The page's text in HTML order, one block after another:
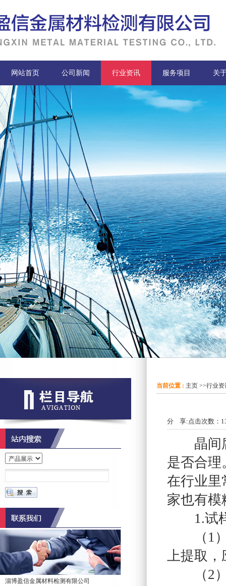
网站首页 公司新闻 行业资讯 服务项目 关
当前位置 : 主页 >>行业资
点击次数：
分 享:
晶间腐
是否合理
在行业里
家也有模
1.试样
（1）
上提取，
（2）
淄博盈信金属材料检测有限公司